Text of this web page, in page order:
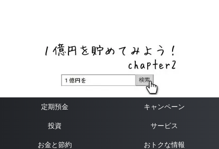
定期預金 キャンペーン
投資 サービス
お金と節約 おトクな情報